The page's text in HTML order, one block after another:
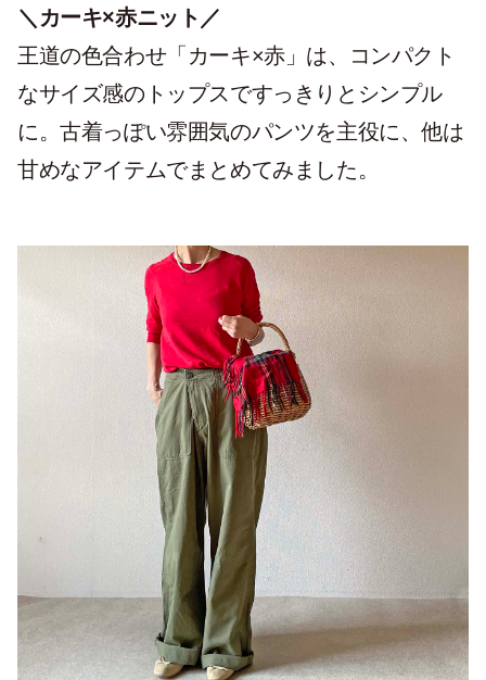
＼カーキ×赤ニット／
王道の色合わせ「カーキ×赤」は、コンパクト
なサイズ感のトップスですっきりとシンプル
に。古着っぽい雰囲気のパンツを主役に、他は
甘めなアイテムでまとめてみました。